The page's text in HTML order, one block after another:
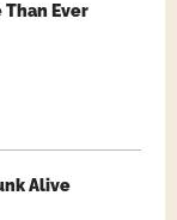
Than Ever
Alive